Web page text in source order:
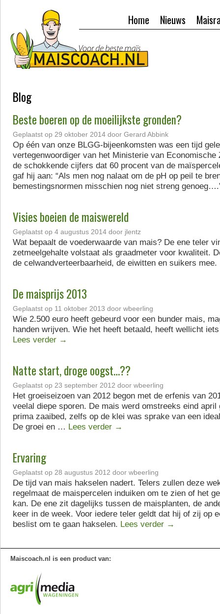
Nieuws
Home
Blog
Beste boeren op de moeilijkste gronden?
Geplaatst op 29 oktober 2014 door Gerard Abbink
Op één van onze BLGG-bijeenkomsten was een tijd
vertegenwoordiger van het Ministerie van Economische
de schokkende cijfers dat 60 procent van de
gaf hij aan: “Als men nog nalaat om de pH op peil te
bemestingsnormen misschien nog niet streng
Visies boeien de maiswereld
Geplaatst op 4 augustus 2014 door jlentz
Wat bepaalt de voederwaarde van mais? De ene teler
zetmeelgehalte volstaat als graadmeter voor kwaliteit.
de celwandverteerbaarheid, de eiwitten en suikers mee.
De maisprijs 2013
Geplaatst op 11 oktober 2013 door wbeerling
Wie 2.500 euro heeft gebeurd voor een bunder mais,
handen wrijven. Wie het heeft betaald, heeft wellicht
Lees verder →
Natte start, droge oogst…??
Geplaatst op 23 september 2012 door wbeerling
Het groeiseizoen van 2012 begon met de erfenis van
veelal diepe sporen. De mais werd omstreeks eind april
prima zaaibed, zelfs op de klei was sprake van een
De groei en … Lees verder →
Ervaring
Geplaatst op 28 augustus 2012 door wbeerling
De tijd van mais hakselen nadert. Telers zullen deze
regelmaat de maispercelen induiken om te zien of het
kan. De ene zit dagelijks tussen de maisplanten, de
keer in de week. Voor iedere teler geldt dat hij of zij op
beslist om te gaan hakselen. Lees verder →
Maiscoach.nl is een product van: